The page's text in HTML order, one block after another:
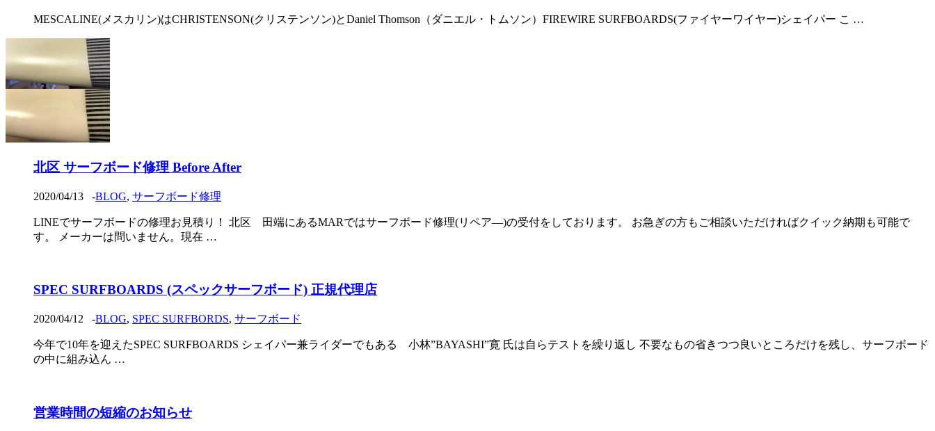
MESCALINE(メスカリン)はCHRISTENSON(クリステンソン)とDaniel Thomson（ダニエル・トムソン）FIREWIRE SURFBOARDS(ファイヤーワイヤー)シェイパー こ …
北区 サーフボード修理 Before After
2020/04/13 -BLOG, サーフボード修理
LINEでサーフボードの修理お見積り！ 北区 田端にあるMARではサーフボード修理(リペア―)の受付をしております。 お急ぎの方もご相談いただければクイック納期も可能で
す。 メーカーは問いません。現在 …
SPEC SURFBOARDS (スペックサーフボード) 正規代理店
2020/04/12 -BLOG, SPEC SURFBORDS, サーフボード
今年で10年を迎えたSPEC SURFBOARDS シェイパー兼ライダーでもある 小林”BAYASHI”寛 氏は自らテストを繰り返し 不要なもの省きつつ良いところだけを残し、サーフボード
の中に組み込ん …
営業時間の短縮のお知らせ